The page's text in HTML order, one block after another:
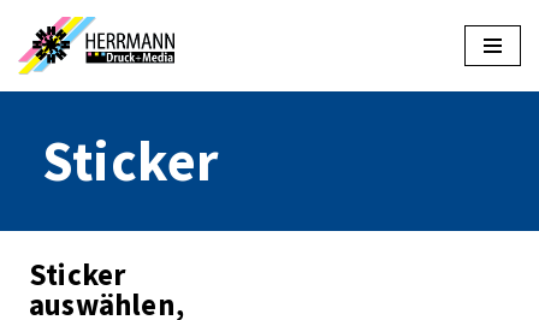
Zum
Inhalt
Sticker
Sticker
auswählen,